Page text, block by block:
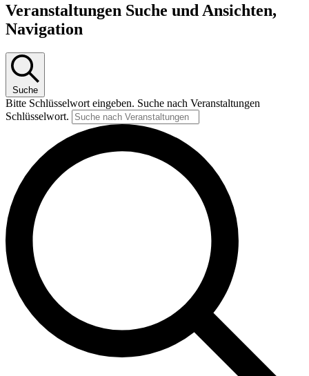
Veranstaltungen Suche und Ansichten,
Navigation
Suche
Bitte Schlüsselwort eingeben. Suche nach Veranstaltungen
Schlüsselwort.